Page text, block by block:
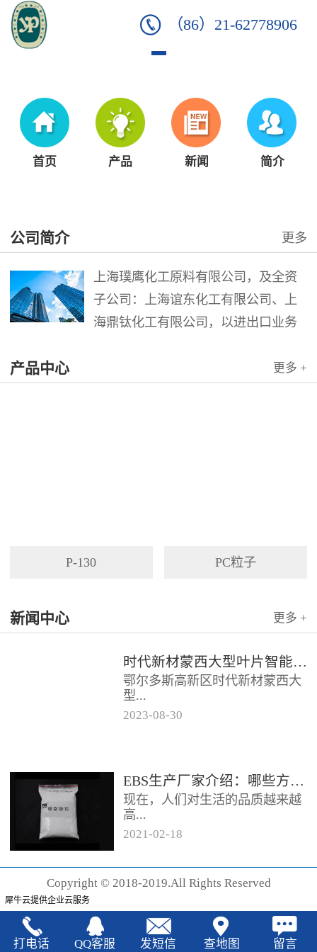
（86）21-62778906
首页 产品 新闻 简介
公司简介 更多
上海璞鹰化工原料有限公司，及全资
子公司：上海谊东化工有限公司、上
海鼎钛化工有限公司，以进出口业务
品。公司以其灵活的市场对策和创造
产品中心 更多 +
P-130 PC粒子
新闻中心 更多 +
时代新材蒙西大型叶片智能制造基地项目开工
鄂尔多斯高新区时代新材蒙西大
型...
分为...
2023-08-30
EBS生产厂家‍介绍：哪些方法可以验证EBS的润滑效果
现在，人们对生活的品质越来越
高...
声也越来越强烈，很多厂家在利
2021-02-18
Copyright © 2018-2019.All Rights Reserved
犀牛云提供企业云服务
打电话 QQ客服 发短信 查地图 留言